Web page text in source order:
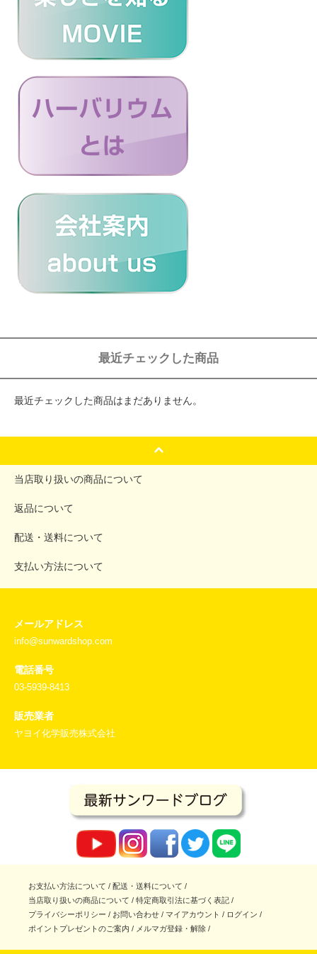
最近チェックした商品
最近チェックした商品はまだありません。
当店取り扱いの商品について
返品について
配送・送料について
支払い方法について
メールアドレス
info@sunwardshop.com
電話番号
03-5939-8413
販売業者
ヤヨイ化学販売株式会社
お支払い方法について / 配送・送料について /
当店取り扱いの商品について / 特定商取引法に基づく表記 /
プライバシーポリシー / お問い合わせ / マイアカウント / ログイン /
ポイントプレゼントのご案内 / メルマガ登録・解除 /